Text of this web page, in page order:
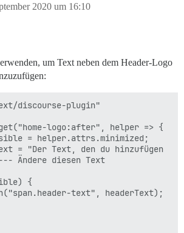
2020 um 16:10
um Text neben dem Header-Logo
discourse-plugin"
logo:after", helper => {
Ändere diesen Text